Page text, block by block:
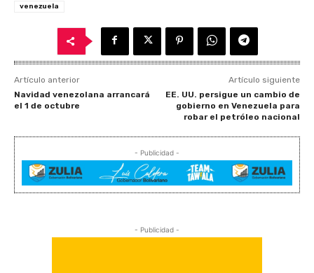
venezuela
Artículo anterior
Navidad venezolana arrancará
el 1 de octubre
Artículo siguiente
EE. UU. persigue un cambio de
gobierno en Venezuela para
robar el petróleo nacional
- Publicidad -
- Publicidad -